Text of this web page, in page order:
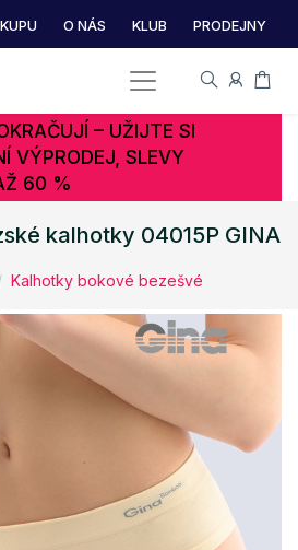
O NÁS KLUB PRODEJNY
– UŽIJTE SI
VÝPRODEJ, SLEVY
60 %
kalhotky 04015P GINA
Kalhotky bokové bezešvé